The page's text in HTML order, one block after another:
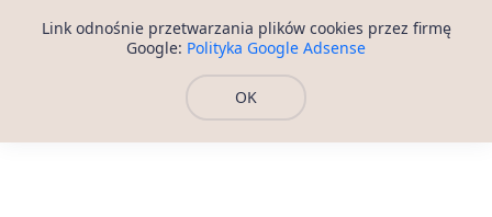
Link odnośnie przetwarzania plików cookies przez firmę
Google: Polityka Google Adsense
OK